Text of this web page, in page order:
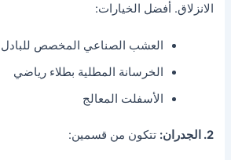
الانزلاق. أفضل الخيارات:
العشب الصناعي المخصص للبادل
الخرسانة المطلية بطلاء رياضي
الأسفلت المعالج
2. الجدران: تتكون من قسمين: